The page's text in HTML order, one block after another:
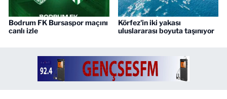
Bodrum FK Bursaspor maçını
canlı izle
Körfez'in iki yakası
uluslararası boyuta taşınıyor